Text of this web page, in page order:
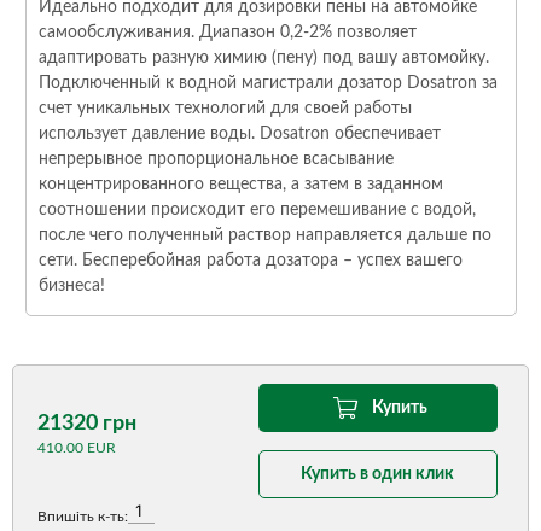
Идеально подходит для дозировки пены на автомойке
самообслуживания. Диапазон 0,2-2% позволяет
адаптировать разную химию (пену) под вашу автомойку.
Подключенный к водной магистрали дозатор Dosatron за
счет уникальных технологий для своей работы
использует давление воды. Dosatron обеспечивает
непрерывное пропорциональное всасывание
концентрированного вещества, а затем в заданном
соотношении происходит его перемешивание с водой,
после чего полученный раствор направляется дальше по
сети. Бесперебойная работа дозатора – успех вашего
бизнеса!
21320 грн
410.00 EUR
Впишіть к-ть:
Купить
Купить в один клик